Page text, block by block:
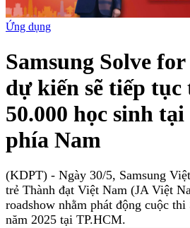
Ứng dụng
Samsung Solve
dự kiến sẽ tiếp tục
50.000 học sinh
phía Nam
(KDPT) - Ngày 30/5, Samsung
trẻ Thành đạt Việt Nam (JA Việt
roadshow nhằm phát động cuộc
năm 2025 tại TP.HCM.